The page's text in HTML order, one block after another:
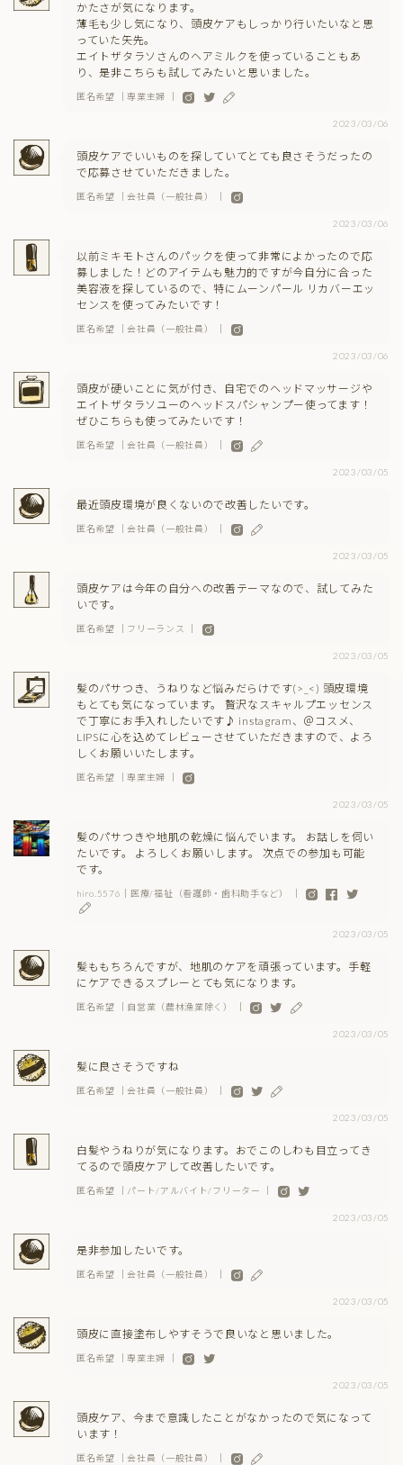
かたさが気になります。
薄毛も少し気になり、頭皮ケアもしっかり行いたいなと思
っていた矢先。
エイトザタラソさんのヘアミルクを使っていることもあ
り、是非こちらも試してみたいと思いました。
匿名希望 ｜専業主婦 ｜
2023/03/06
頭皮ケアでいいものを探していてとても良さそうだったの
で応募させていただきました。
匿名希望 ｜会社員（一般社員） ｜
2023/03/06
以前ミキモトさんのパックを使って非常によかったので応
募しました！どのアイテムも魅力的ですが今自分に合った
美容液を探しているので、特にムーンパール リカバーエッ
センスを使ってみたいです！
匿名希望 ｜会社員（一般社員） ｜
2023/03/06
頭皮が硬いことに気が付き、自宅でのヘッドマッサージや
エイトザタラソユーのヘッドスパシャンプー使ってます！
ぜひこちらも使ってみたいです！
匿名希望 ｜会社員（一般社員） ｜
2023/03/05
最近頭皮環境が良くないので改善したいです。
匿名希望 ｜会社員（一般社員） ｜
2023/03/05
頭皮ケアは今年の自分への改善テーマなので、試してみた
いです。
匿名希望 ｜フリーランス ｜
2023/03/05
髪のパサつき、うねりなど悩みだらけです(>_<) 頭皮環境
もとても気になっています。 贅沢なスキャルプエッセンス
で丁寧にお手入れしたいです♪ instagram、＠コスメ、
LIPSに心を込めてレビューさせていただきますので、よろ
しくお願いいたします。
匿名希望 ｜専業主婦 ｜
2023/03/05
髪のパサつきや地肌の乾燥に悩んでいます。 お話しを伺い
たいです。 よろしくお願いします。 次点での参加も可能
です。
hiro.5576｜医療/福祉（看護師・歯科助手など） ｜
2023/03/05
髪ももちろんですが、地肌のケアを頑張っています。手軽
にケアできるスプレーとても気になります。
匿名希望 ｜自営業（農林漁業除く） ｜
2023/03/05
髪に良さそうですね
匿名希望 ｜会社員（一般社員） ｜
2023/03/05
白髪やうねりが気になります。おでこのしわも目立ってき
てるので頭皮ケアして改善したいです。
匿名希望 ｜パート/アルバイト/フリーター ｜
2023/03/05
是非参加したいです。
匿名希望 ｜会社員（一般社員） ｜
2023/03/05
頭皮に直接塗布しやすそうで良いなと思いました。
匿名希望 ｜専業主婦 ｜
2023/03/05
頭皮ケア、今まで意識したことがなかったので気になって
います！
匿名希望 ｜会社員（一般社員） ｜